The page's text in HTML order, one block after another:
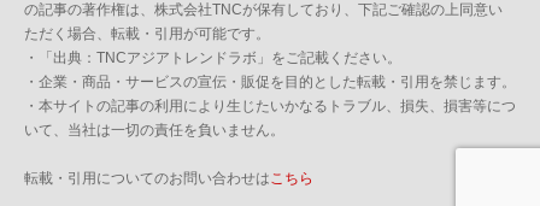
の記事の著作権は、株式会社TNCが保有しており、下記ご確認の上同意い
ただく場合、転載・引用が可能です。
・「出典：TNCアジアトレンドラボ」をご記載ください。
・企業・商品・サービスの宣伝・販促を目的とした転載・引用を禁じます。
・本サイトの記事の利用により生じたいかなるトラブル、損失、損害等につ
いて、当社は一切の責任を負いません。
転載・引用についてのお問い合わせはこちら